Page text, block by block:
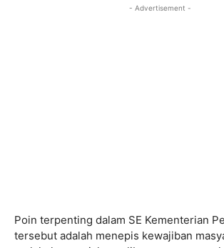
- Advertisement -
Poin terpenting dalam SE Kementerian
tersebut adalah menepis kewajiban